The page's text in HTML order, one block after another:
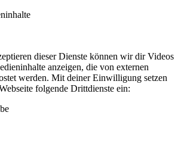
dieser Dienste können wir dir Videos
anzeigen, die von externen
werden. Mit deiner Einwilligung setzen
folgende Drittdienste ein: